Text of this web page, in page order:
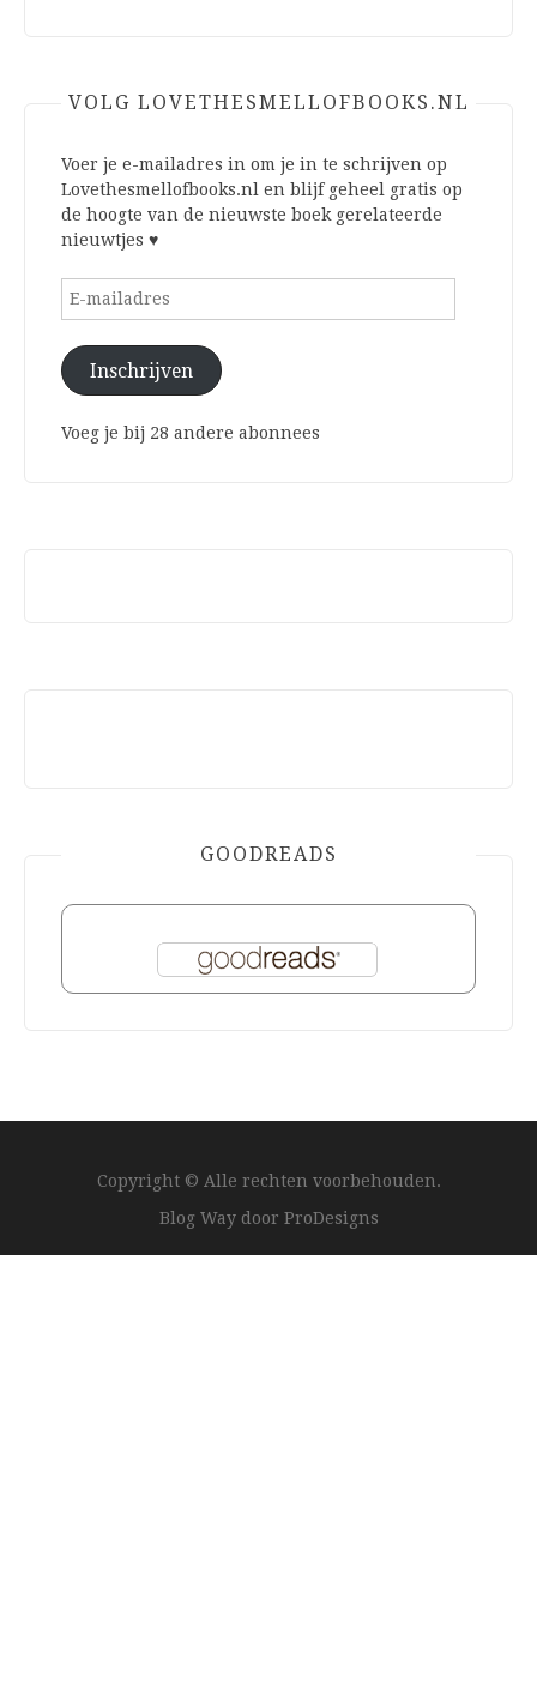
VOLG LOVETHESMELLOFBOOKS.NL
Voer je e-mailadres in om je in te schrijven op
Lovethesmellofbooks.nl en blijf geheel gratis op
de hoogte van de nieuwste boek gerelateerde
nieuwtjes ♥
E-
Inschrijven
Voeg je bij 28 andere abonnees
GOODREADS
Copyright © Alle rechten voorbehouden.
Blog Way door ProDesigns